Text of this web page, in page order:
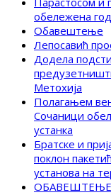
обележена
Обавештење
Лепосавић
Додела
Метохија
Полагањем
Сочаници
устанка
Братске и
поклон
установа на
ОБАВЕШТЕЊЕ